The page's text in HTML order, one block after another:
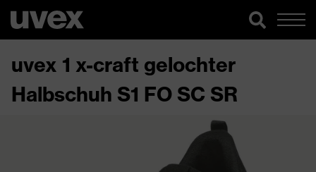
uvex 1 x-craft gelochter
Halbschuh S1 FO SC SR